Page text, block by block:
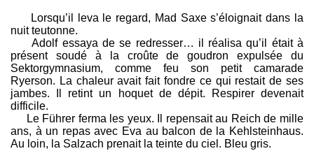
Lorsqu’il leva le regard, Mad Saxe s’éloignait dans la
nuit teutonne.
Adolf essaya de se redresser… il réalisa qu’il était à
présent soudé à la croûte de goudron expulsée du
Sektorgymnasium, comme feu son petit camarade
Ryerson. La chaleur avait fait fondre ce qui restait de ses
jambes. Il retint un hoquet de dépit. Respirer devenait
difficile.
Le Führer ferma les yeux. Il repensait au Reich de mille
ans, à un repas avec Eva au balcon de la Kehlsteinhaus.
Au loin, la Salzach prenait la teinte du ciel. Bleu gris.